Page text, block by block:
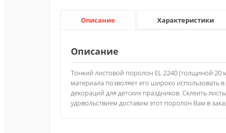
Описание Характеристики
Описание
Тонкий листовой поролон EL 2240 (толщиной
материала позволяет его широко использовать
декораций для детских праздников. Склеить
удовольствием доставим этот поролон Вам в